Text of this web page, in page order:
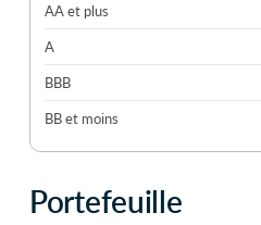
AA et plus
A
BBB
BB et moins
Portefeuille